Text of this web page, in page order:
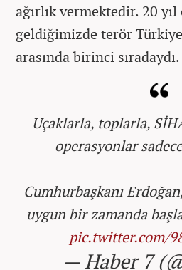
ağırlık vermektedir. 20
geldiğimizde terör
arasında birinci
Uçaklarla, toplarla,
operasyonlar
Cumhurbaşkanı
uygun bir zamanda
pic.twitter.com/
— Haber 7